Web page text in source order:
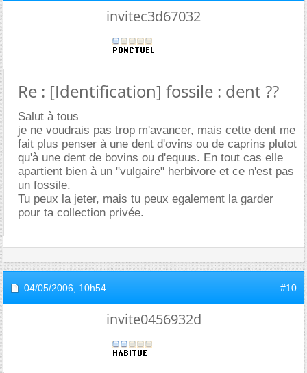
invitec3d67032
Re : [Identification] fossile : dent ??
Salut à tous
je ne voudrais pas trop m'avancer, mais cette dent me
fait plus penser à une dent d'ovins ou de caprins plutot
qu'à une dent de bovins ou d'equus. En tout cas elle
apartient bien à un "vulgaire" herbivore et ce n'est pas
un fossile.
Tu peux la jeter, mais tu peux egalement la garder
pour ta collection privée.
04/05/2006, 10h54 #10
invite0456932d